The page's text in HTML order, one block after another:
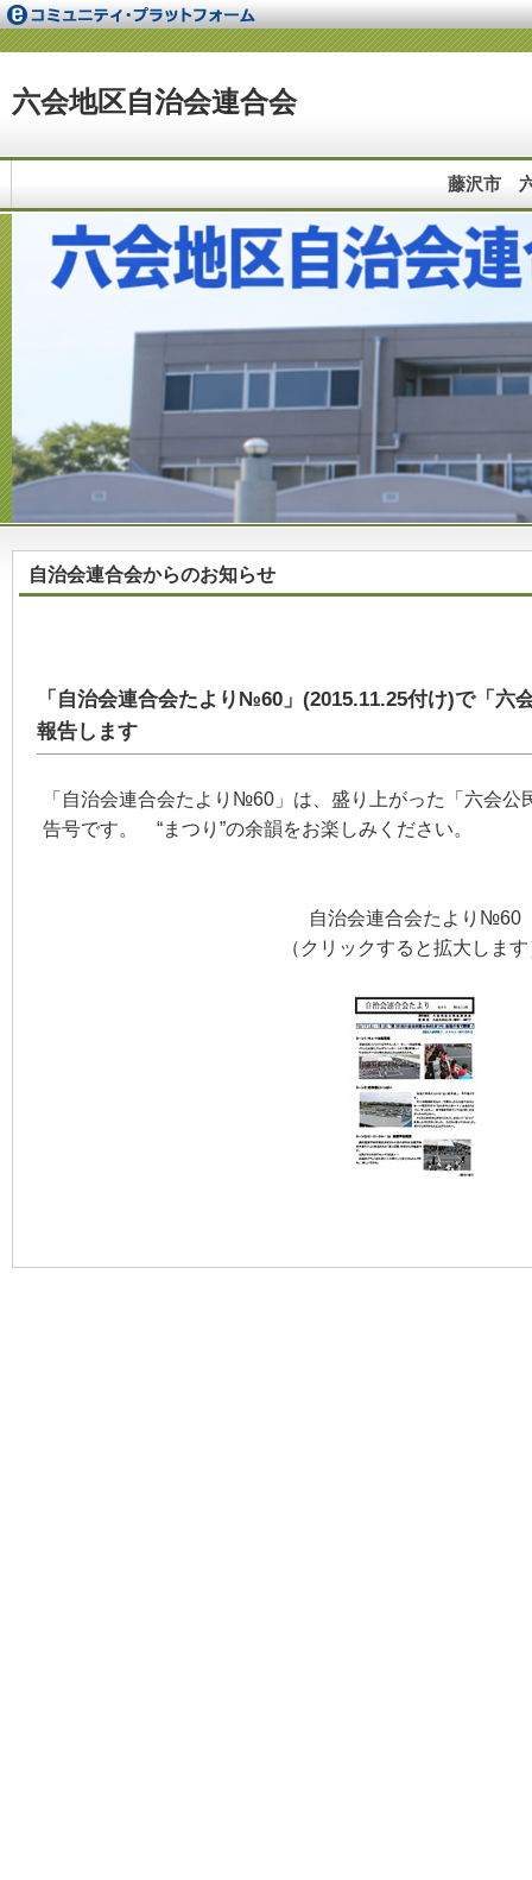
六会地区自治会連合会
藤沢市
自治会連合会からのお知らせ
「自治会連合会たより№60」(2015.11.25付け)で「六
報告します
「自治会連合会たより№60」は、盛り上がった「六会公
告号です。 “まつり”の余韻をお楽しみください。
自治会連合会たより№60
（クリックすると拡大しま